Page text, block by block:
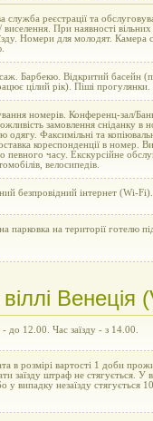
служба реєстрації та
виселення. При наявності
Номери для молодят. Камера
Барбекю. Відкритий басейн
цілий рік). Піші прогулянки.
номерів. Конференц-зал/
замовлення сніданку в
одягу. Факсимільні та
кореспонденції в номер.
певного часу. Екскурсійне
велосипедів.
безпровідний інтернет (Wi-Fi).
парковка на території готелю
Венеція
- до 12.00. Час заїзду - з 14.00.
в розмірі вартості 1 доби
заїзду штраф не стягується. У
у випадку незаїзду стягується